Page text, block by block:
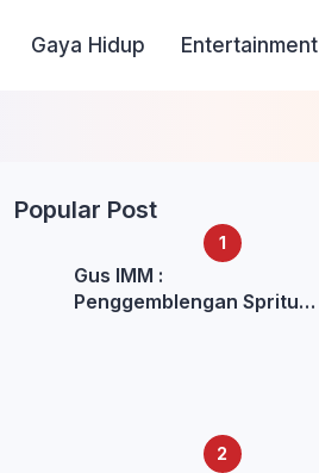
Gaya Hidup Entertainment
Popular Post
Gus IMM :
Penggemblengan Spritual